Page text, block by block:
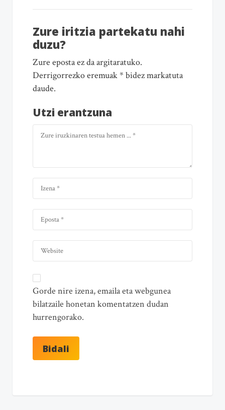
Zure iritzia partekatu nahi
duzu?
Zure eposta ez da argitaratuko.
Derrigorrezko eremuak * bidez markatuta
daude.
Utzi erantzuna
Gorde nire izena, emaila eta webgunea
bilatzaile honetan komentatzen dudan
hurrengorako.